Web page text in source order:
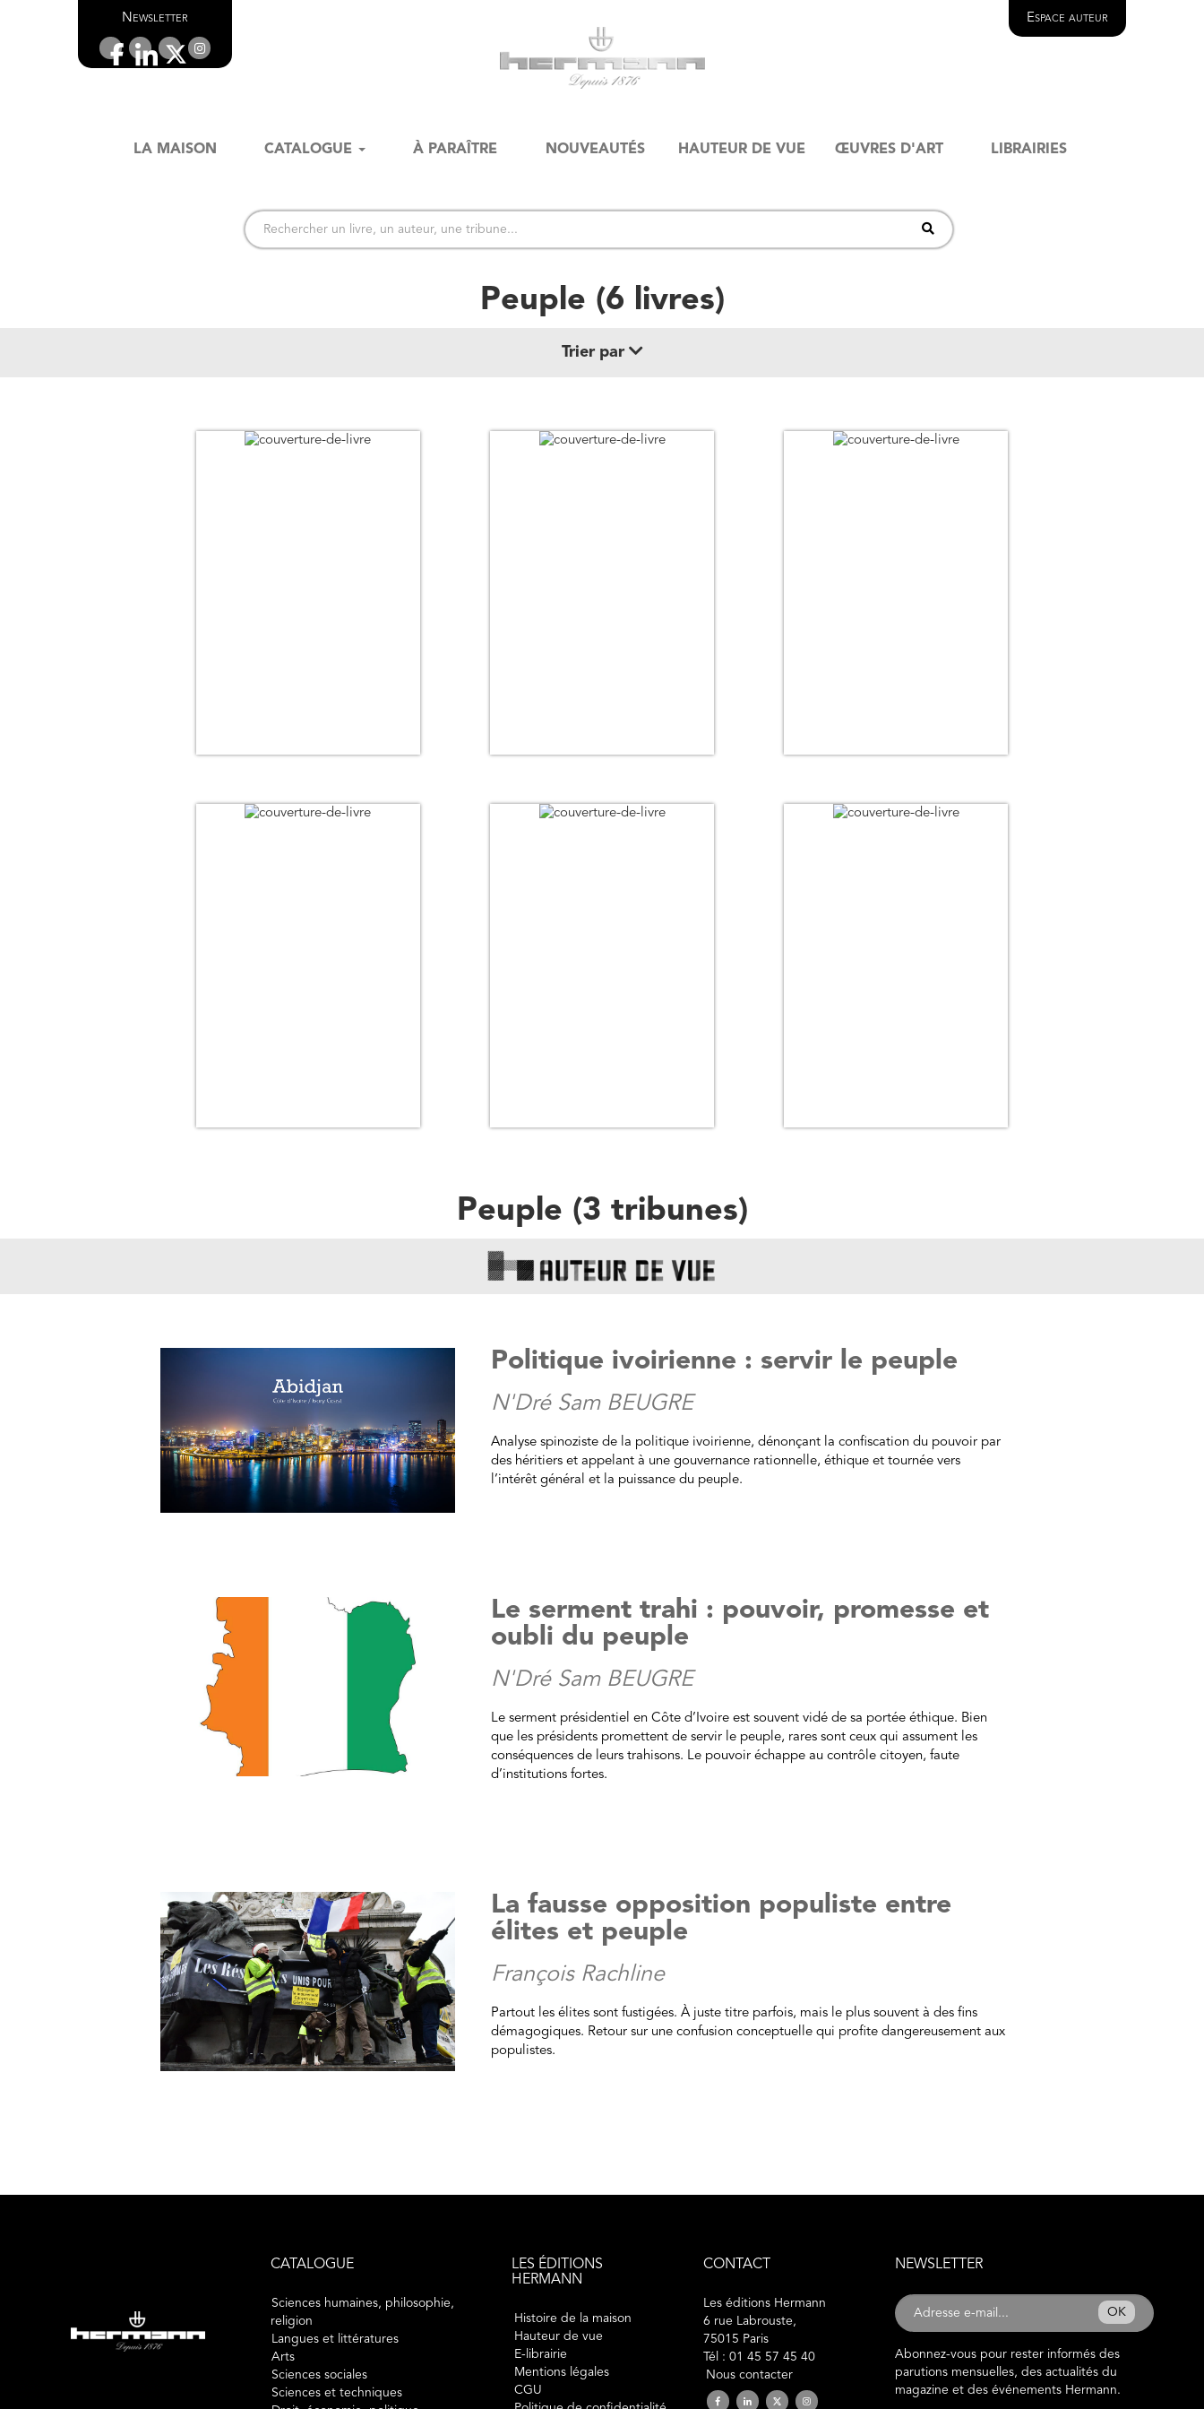
Newsletter Espace auteur
LA MAISON CATALOGUE À PARAÎTRE NOUVEAUTÉS HAUTEUR DE VUE ŒUVRES D'ART LIBRAIRIES
Peuple (6 livres)
Trier par
Date de parution (+ ancien au + récent)
Peuple (3 tribunes)
Politique ivoirienne : servir le peuple
N'Dré Sam BEUGRE
Analyse spinoziste de la politique ivoirienne, dénonçant la confiscation du pouvoir par
des héritiers et appelant à une gouvernance rationnelle, éthique et tournée vers
l’intérêt général et la puissance du peuple.
Le serment trahi : pouvoir, promesse et
oubli du peuple
N'Dré Sam BEUGRE
Le serment présidentiel en Côte d’Ivoire est souvent vidé de sa portée éthique. Bien
que les présidents promettent de servir le peuple, rares sont ceux qui assument les
conséquences de leurs trahisons. Le pouvoir échappe au contrôle citoyen, faute
d’institutions fortes.
La fausse opposition populiste entre
élites et peuple
François Rachline
Partout les élites sont fustigées. À juste titre parfois, mais le plus souvent à des fins
démagogiques. Retour sur une confusion conceptuelle qui profite dangereusement aux
populistes.
CATALOGUE
Sciences humaines, philosophie,
religion
Langues et littératures
Arts
Sciences sociales
Sciences et techniques
LES ÉDITIONS
HERMANN
Histoire de la maison
Hauteur de vue
E-librairie
Mentions légales
CGU
CONTACT
Les éditions Hermann
6 rue Labrouste,
75015 Paris
Tél : 01 45 57 45 40
Nous contacter
NEWSLETTER
OK
Abonnez-vous pour rester informés des
parutions mensuelles, des actualités du
magazine et des événements Hermann.